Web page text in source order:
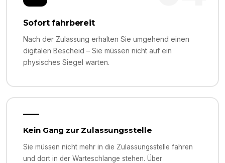
Sofort fahrbereit
Nach der Zulassung erhalten Sie umgehend einen
digitalen Bescheid – Sie müssen nicht auf ein
physisches Siegel warten.
Kein Gang zur Zulassungsstelle
Sie müssen nicht mehr in die Zulassungsstelle fahren
und dort in der Warteschlange stehen. Über